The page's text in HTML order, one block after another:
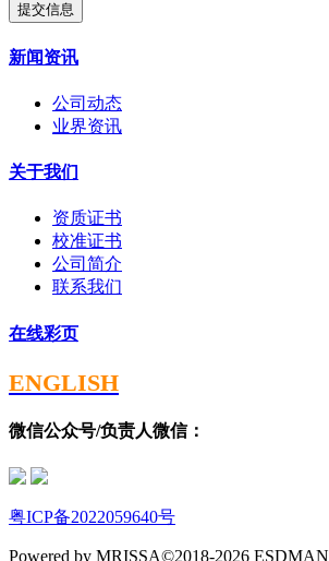
提交信息
新闻资讯
公司动态
业界资讯
关于我们
资质证书
校准证书
公司简介
联系我们
在线彩页
ENGLISH
微信公众号/负责人微信：
粤ICP备2022059640号
Powered by MRISSA©2018-2026 ESDMAN